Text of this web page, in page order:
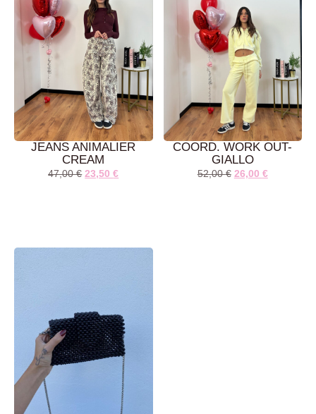
JEANS ANIMALIER
CREAM
47,00€ 23,50€
COORD. WORK OUT-
GIALLO
52,00€ 26,00 €